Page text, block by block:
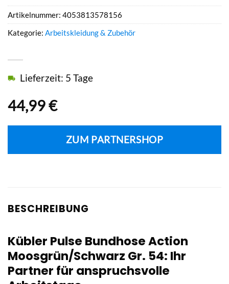
44,99€
Lieferzeit: 5 Tage
ZUM PARTNERSHOP
Artikelnummer: 4053813578156
Kategorie: Arbeitskleidung & Zubehör
BESCHREIBUNG
Kübler Pulse Bundhose Action
Moosgrün/Schwarz Gr. 54: Ihr
Partner für anspruchsvolle